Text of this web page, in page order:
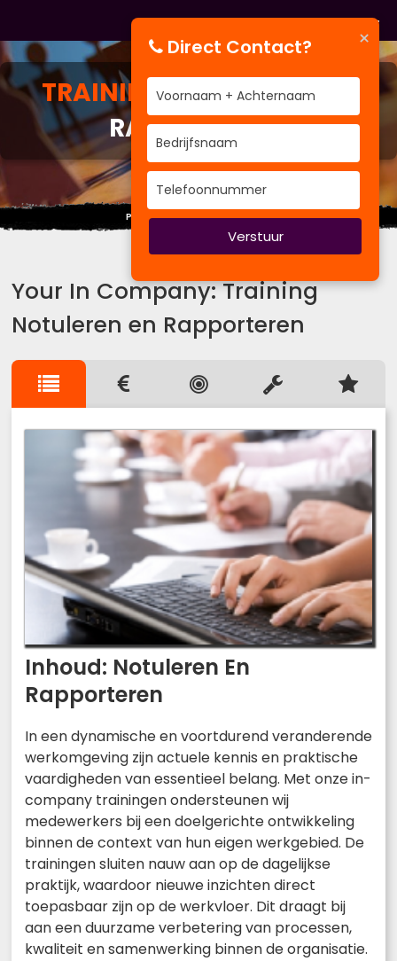
TRAININGNOTULEREN EN
RAPPORTEREN
Processen zijn niet van papier.
Your In Company: Training
Notuleren en Rapporteren
Inhoud: Notuleren En
Rapporteren
In een dynamische en voortdurend veranderende
werkomgeving zijn actuele kennis en praktische
vaardigheden van essentieel belang. Met onze in-
company trainingen ondersteunen wij
medewerkers bij een doelgerichte ontwikkeling
binnen de context van hun eigen werkgebied. De
trainingen sluiten nauw aan op de dagelijkse
praktijk, waardoor nieuwe inzichten direct
toepasbaar zijn op de werkvloer. Dit draagt bij
aan een duurzame verbetering van processen,
kwaliteit en samenwerking binnen de organisatie.
×
Direct Contact?
Verstuur